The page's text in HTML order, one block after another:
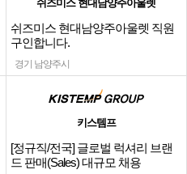
쉬즈미스 현대남양주아울렛
쉬즈미스 현대남양주아울렛 직원
구인합니다.
경기 남양주시
키스템프
[정규직/전국] 글로벌 럭셔리 브랜
드 판매(Sales) 대규모 채용